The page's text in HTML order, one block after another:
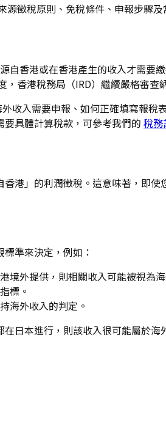
徵稅原則、免稅條件、申報步驟
自香港或在香港產生的收入才需要
香港稅務局（IRD）繼續嚴格審查
收入需要申報、如何正確填寫報
具體計算稅款，可參考我們的 稅務
港」的利潤徵稅。這意味著，即
準來決定，例如：
境外提供，則相關收入可能被視為海
標。
海外收入的判定。
日本進行，則該收入很可能屬於